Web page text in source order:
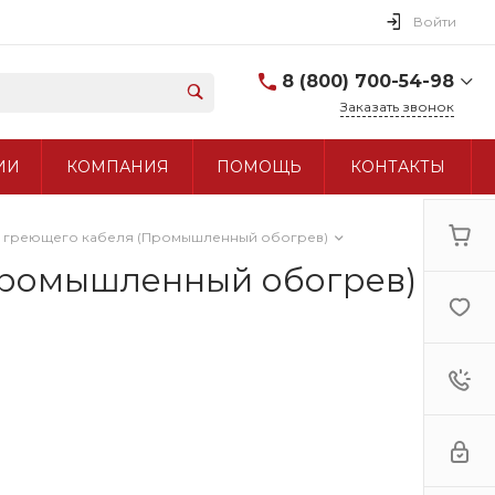
Войти
8 (800) 700-54-98
+7 (495) 960-97-90
Заказать звонок
КОМПАНИЯ ПОМОЩЬ КОНТАКТЫ
греющего кабеля (Промышленный обогрев)
обогрев)